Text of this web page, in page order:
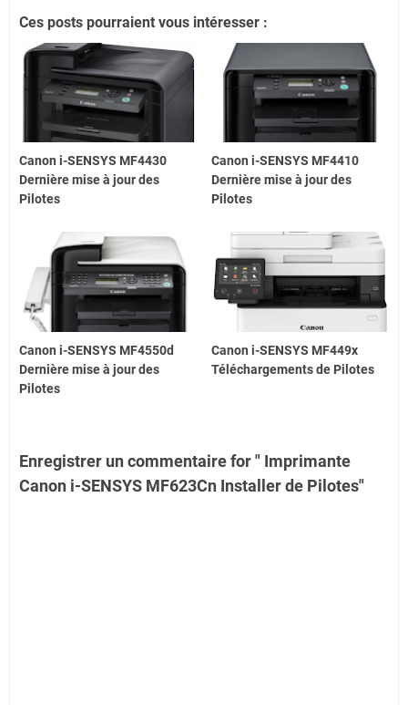
Ces posts pourraient vous intéresser :
Canon i-SENSYS MF4430
Dernière mise à jour des
Pilotes
Canon i-SENSYS MF4410
Dernière mise à jour des
Pilotes
Canon i-SENSYS MF4550d
Dernière mise à jour des
Pilotes
Canon i-SENSYS MF449x
Téléchargements de Pilotes
Enregistrer un commentaire for " Imprimante
Canon i-SENSYS MF623Cn Installer de Pilotes"